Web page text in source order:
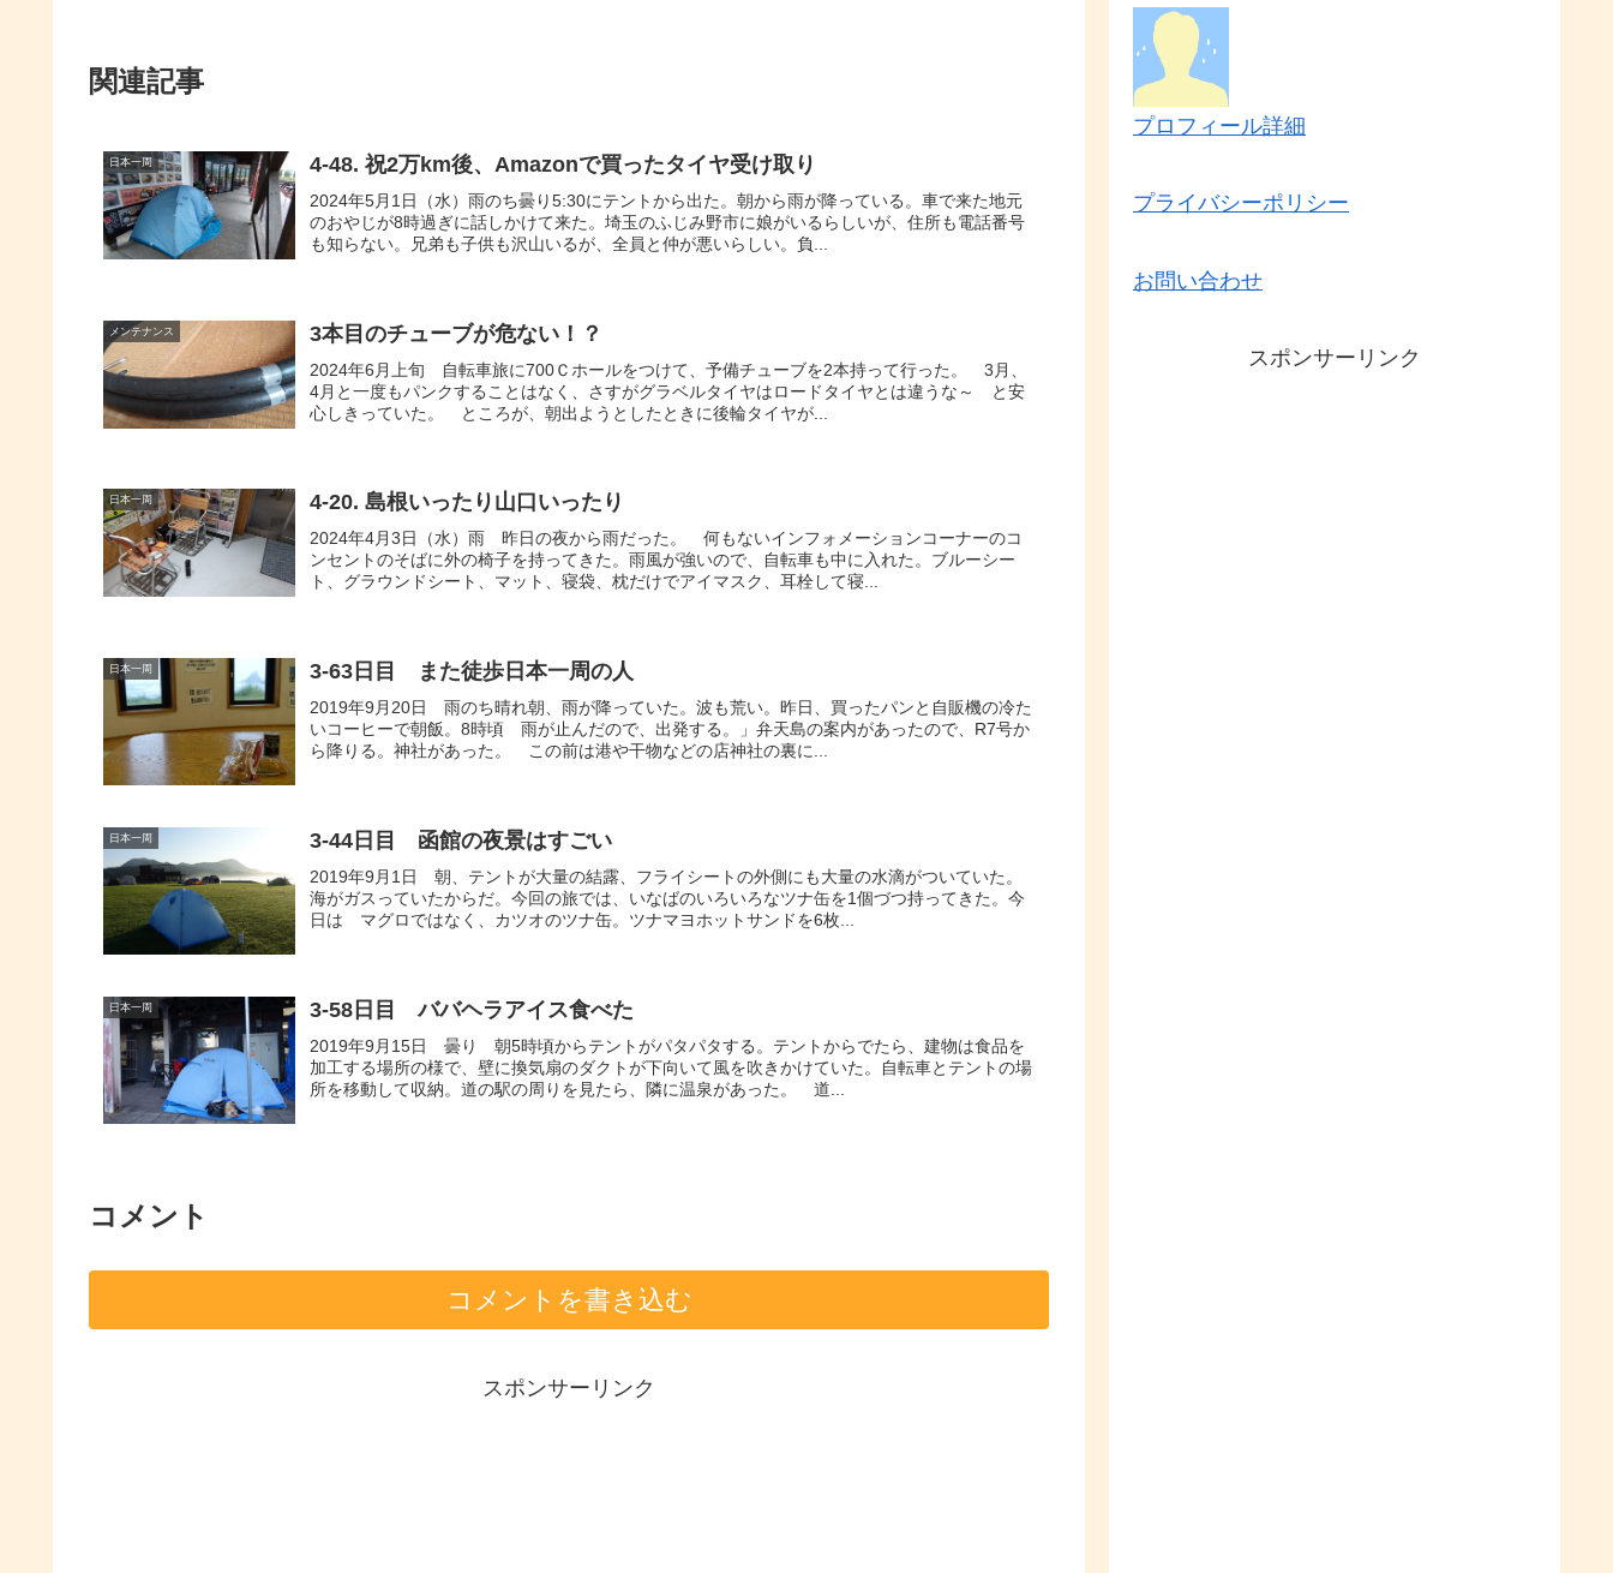
関連記事
日本一周 4-48. 祝2万km後、Amazonで買ったタイヤ受け取り
2024年5月1日（水）雨のち曇り5:30にテントから出た。朝から雨が降っている。車で来た地元
のおやじが8時過ぎに話しかけて来た。埼玉のふじみ野市に娘がいるらしいが、住所も電話番号
も知らない。兄弟も子供も沢山いるが、全員と仲が悪いらしい。負...
メンテナンス 3本目のチューブが危ない！？
2024年6月上旬 自転車旅に700Ｃホールをつけて、予備チューブを2本持って行った。 3月、
4月と一度もパンクすることはなく、さすがグラベルタイヤはロードタイヤとは違うな～ と安
心しきっていた。 ところが、朝出ようとしたときに後輪タイヤが...
日本一周 4-20. 島根いったり山口いったり
2024年4月3日（水）雨 昨日の夜から雨だった。 何もないインフォメーションコーナーのコ
ンセントのそばに外の椅子を持ってきた。雨風が強いので、自転車も中に入れた。ブルーシー
ト、グラウンドシート、マット、寝袋、枕だけでアイマスク、耳栓して寝...
日本一周 3-63日目 また徒歩日本一周の人
2019年9月20日 雨のち晴れ朝、雨が降っていた。波も荒い。昨日、買ったパンと自販機の冷た
いコーヒーで朝飯。8時頃 雨が止んだので、出発する。」弁天島の案内があったので、R7号か
ら降りる。神社があった。 この前は港や干物などの店神社の裏に...
日本一周 3-44日目 函館の夜景はすごい
2019年9月1日 朝、テントが大量の結露、フライシートの外側にも大量の水滴がついていた。
海がガスっていたからだ。今回の旅では、いなばのいろいろなツナ缶を1個づつ持ってきた。今
日は マグロではなく、カツオのツナ缶。ツナマヨホットサンドを6枚...
日本一周 3-58日目 ババヘラアイス食べた
2019年9月15日 曇り 朝5時頃からテントがパタパタする。テントからでたら、建物は食品を
加工する場所の様で、壁に換気扇のダクトが下向いて風を吹きかけていた。自転車とテントの場
所を移動して収納。道の駅の周りを見たら、隣に温泉があった。 道...
コメント
コメントを書き込む
スポンサーリンク
プロフィール詳細
プライバシーポリシー
お問い合わせ
スポンサーリンク